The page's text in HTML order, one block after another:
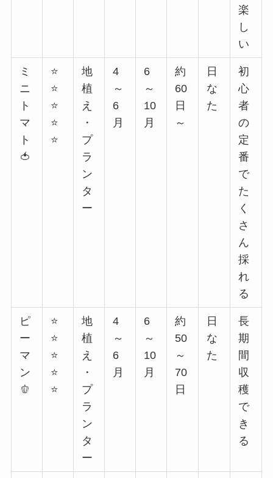
楽
し
い
ミ
ニ
ト
マ
ト
🍅
⭐
⭐
⭐
⭐
⭐
地
植
え
・
プ
ラ
ン
タ
ー
4
～
6
月
6
～
10
月
約
60
日
～
日
な
た
初
心
者
の
定
番
で
た
く
さ
ん
採
れ
る
ピ
ー
マ
ン
🫑
⭐
⭐
⭐
⭐
⭐
地
植
え
・
プ
ラ
ン
タ
ー
4
～
6
月
6
～
10
月
約
50
～
70
日
日
な
た
長
期
間
収
穫
で
き
る